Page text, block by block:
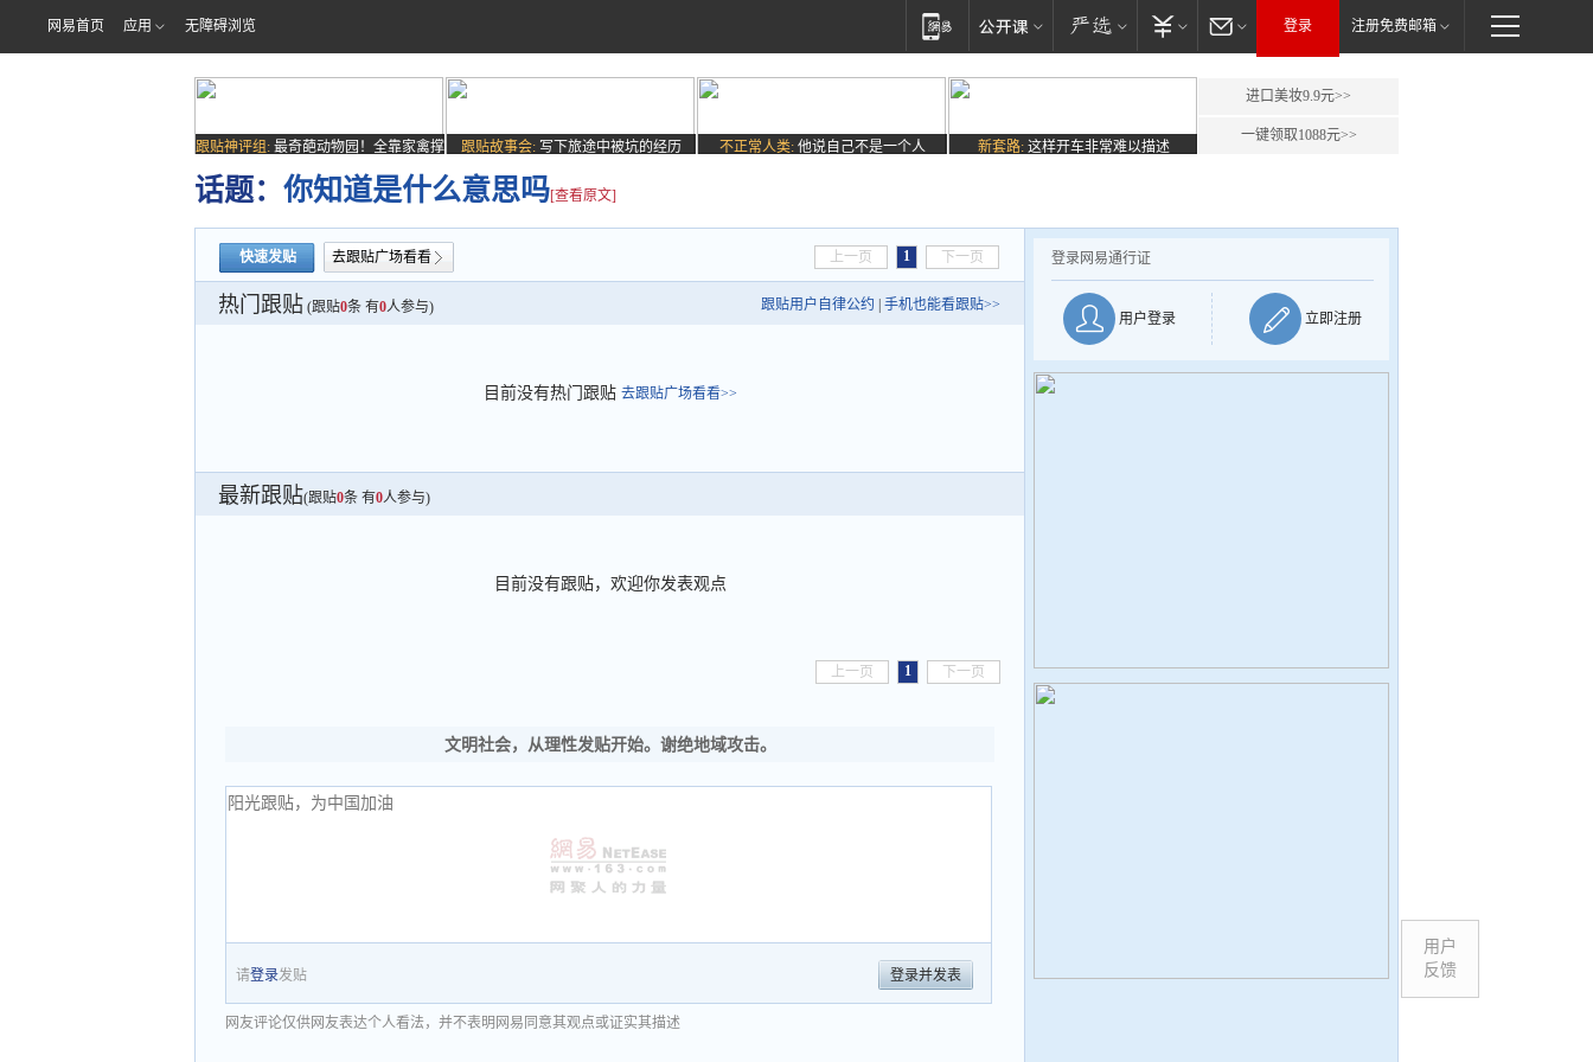
网易首页 应用 无障碍浏览 登录 注册免费邮箱
跟贴神评组: 最奇葩动物园！全靠家禽撑
场子
跟贴故事会: 写下旅途中被坑的经历 不正常人类: 他说自己不是一个人 新套路: 这样开车非常难以描述
进口美妆9.9元>>
一键领取1088元>>
话题： 你知道是什么意思吗[查看原文]
快速发贴 去跟贴广场看看 上一页 1 下一页
热门跟贴 (跟贴0条 有0人参与) 跟贴用户自律公约 手机也能看跟贴>>
目前没有热门跟贴 去跟贴广场看看>>
最新跟贴(跟贴0条 有0人参与)
目前没有跟贴，欢迎你发表观点
上一页 1 下一页
文明社会，从理性发贴开始。谢绝地域攻击。
请登录发贴 登录并发表
网友评论仅供网友表达个人看法，并不表明网易同意其观点或证实其描述
登录网易通行证
用户登录 立即注册
用户
反馈